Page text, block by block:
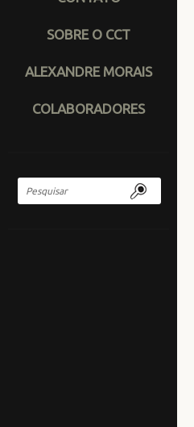
SOBRE O CCT
ALEXANDRE MORAIS
COLABORADORES